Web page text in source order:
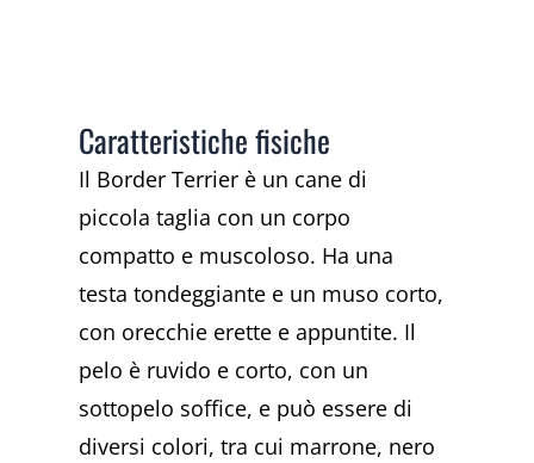
Caratteristiche fisiche
Il Border Terrier è un cane di
piccola taglia con un corpo
compatto e muscoloso. Ha una
testa tondeggiante e un muso corto,
con orecchie erette e appuntite. Il
pelo è ruvido e corto, con un
sottopelo soffice, e può essere di
diversi colori, tra cui marrone, nero